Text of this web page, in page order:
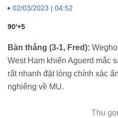
02/03/2023 | 04:52
90'+5
Bàn thắng (3-1, Fred):
West Ham khiến Aguerd mắc
rất nhanh đặt lòng chính xác
nghiêng về MU.
Thu